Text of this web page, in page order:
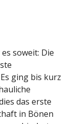
soweit: Die
ging bis kurz
das erste
in Bönen